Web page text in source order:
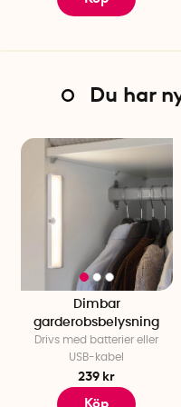
Du har
Dimbar
garderobsbelysning
Drivs med batterier eller
USB-kabel
239 kr
Köp